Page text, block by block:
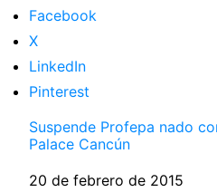
Facebook
X
LinkedIn
Pinterest
Suspende Profepa nado
Palace Cancún
Fecha
20 de febrero de 2015